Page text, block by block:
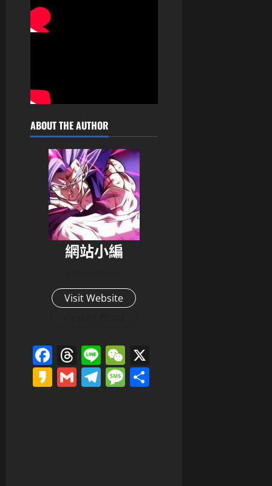
ABOUT THE AUTHOR
網站小編
Visit Website
Facebook
Threads
LineWeChat
Kakao
GmailTelegram
Message